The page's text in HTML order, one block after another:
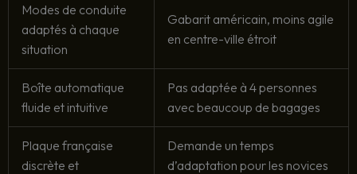
Modes de conduite
adaptés à chaque
situation
Gabarit américain, moins agile
en centre-ville étroit
Boîte automatique
fluide et intuitive
Pas adaptée à 4 personnes
avec beaucoup de bagages
Plaque française
discrète et
Demande un temps
d’adaptation pour les novices